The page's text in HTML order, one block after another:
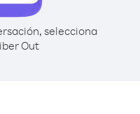
selecciona
Out